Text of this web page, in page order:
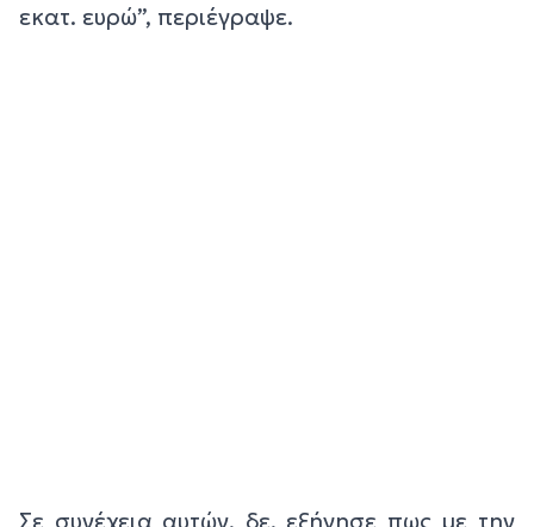
εκατ. ευρώ”, περιέγραψε.